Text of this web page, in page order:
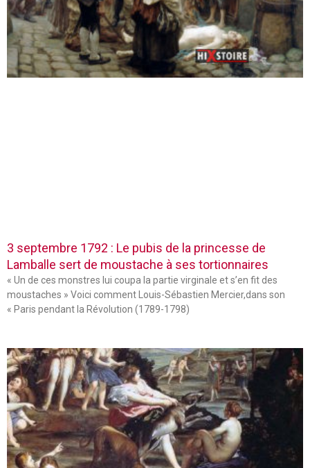
3 septembre 1792 : Le pubis de la princesse de
Lamballe sert de moustache à ses tortionnaires
« Un de ces monstres lui coupa la partie virginale et s’en fit des
moustaches » Voici comment Louis-Sébastien Mercier,dans son
« Paris pendant la Révolution (1789-1798)